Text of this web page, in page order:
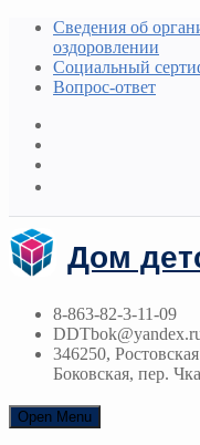
Сведения об
оздоровлении
Социальный
Вопрос-ответ
Дом
8-863-82-3-11-09
346250,
Боковская, пер.
Open Menu